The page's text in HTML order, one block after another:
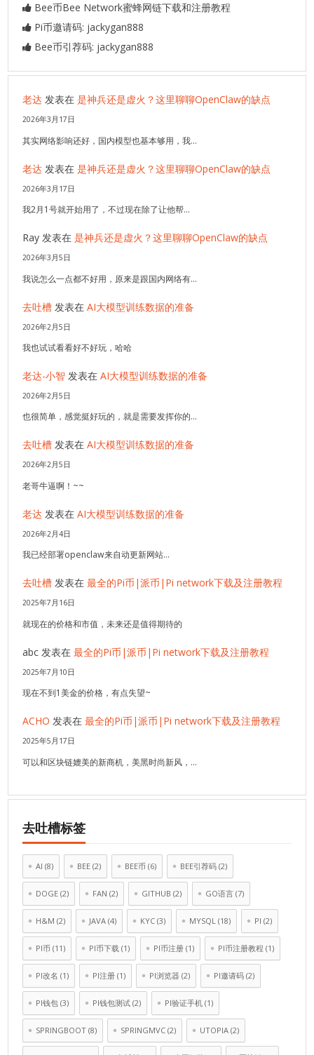
Bee币Bee Network蜜蜂网链下载和注册教程
Pi币邀请码: jackygan888
Bee币引荐码: jackygan888
老达 发表在是神兵还是虚火？这里聊聊OpenClaw的缺点
2026年3月17日
其实网络影响还好，国内模型也基本够用，我…
老达 发表在是神兵还是虚火？这里聊聊OpenClaw的缺点
2026年3月17日
我2月1号就开始用了，不过现在除了让他帮…
Ray 发表在是神兵还是虚火？这里聊聊OpenClaw的缺点
2026年3月5日
我说怎么一点都不好用，原来是跟国内网络有…
去吐槽 发表在AI大模型训练数据的准备
2026年2月5日
我也试试看看好不好玩，哈哈
老达-小智 发表在AI大模型训练数据的准备
2026年2月5日
也很简单，感觉挺好玩的，就是需要发挥你的…
去吐槽 发表在AI大模型训练数据的准备
2026年2月5日
老哥牛逼啊！~~
老达 发表在AI大模型训练数据的准备
2026年2月4日
我已经部署openclaw来自动更新网站…
去吐槽 发表在最全的Pi币|派币|Pi network下载及注册教程
2025年7月16日
就现在的价格和市值，未来还是值得期待的
abc 发表在最全的Pi币|派币|Pi network下载及注册教程
2025年7月10日
现在不到1美金的价格，有点失望~
ACHO 发表在最全的Pi币|派币|Pi network下载及注册教程
2025年5月17日
可以和区块链媲美的新商机，美黑时尚新风，…
去吐槽标签
AI (8) BEE (2) BEE币 (6) BEE引荐码 (2)
DOGE (2) FAN (2) GITHUB (2) GO语言 (7)
H&M (2) JAVA (4) KYC (3) MYSQL (18) PI (2)
PI币 (11) PI币下载 (1) PI币注册 (1) PI币注册教程 (1)
PI改名 (1) PI注册 (1) PI浏览器 (2) PI邀请码 (2)
PI钱包 (3) PI钱包测试 (2) PI验证手机 (1)
SPRINGBOOT (8) SPRINGMVC (2) UTOPIA (2)